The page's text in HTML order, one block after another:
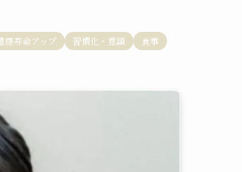
康寿命アップ 習慣化・意識 食事